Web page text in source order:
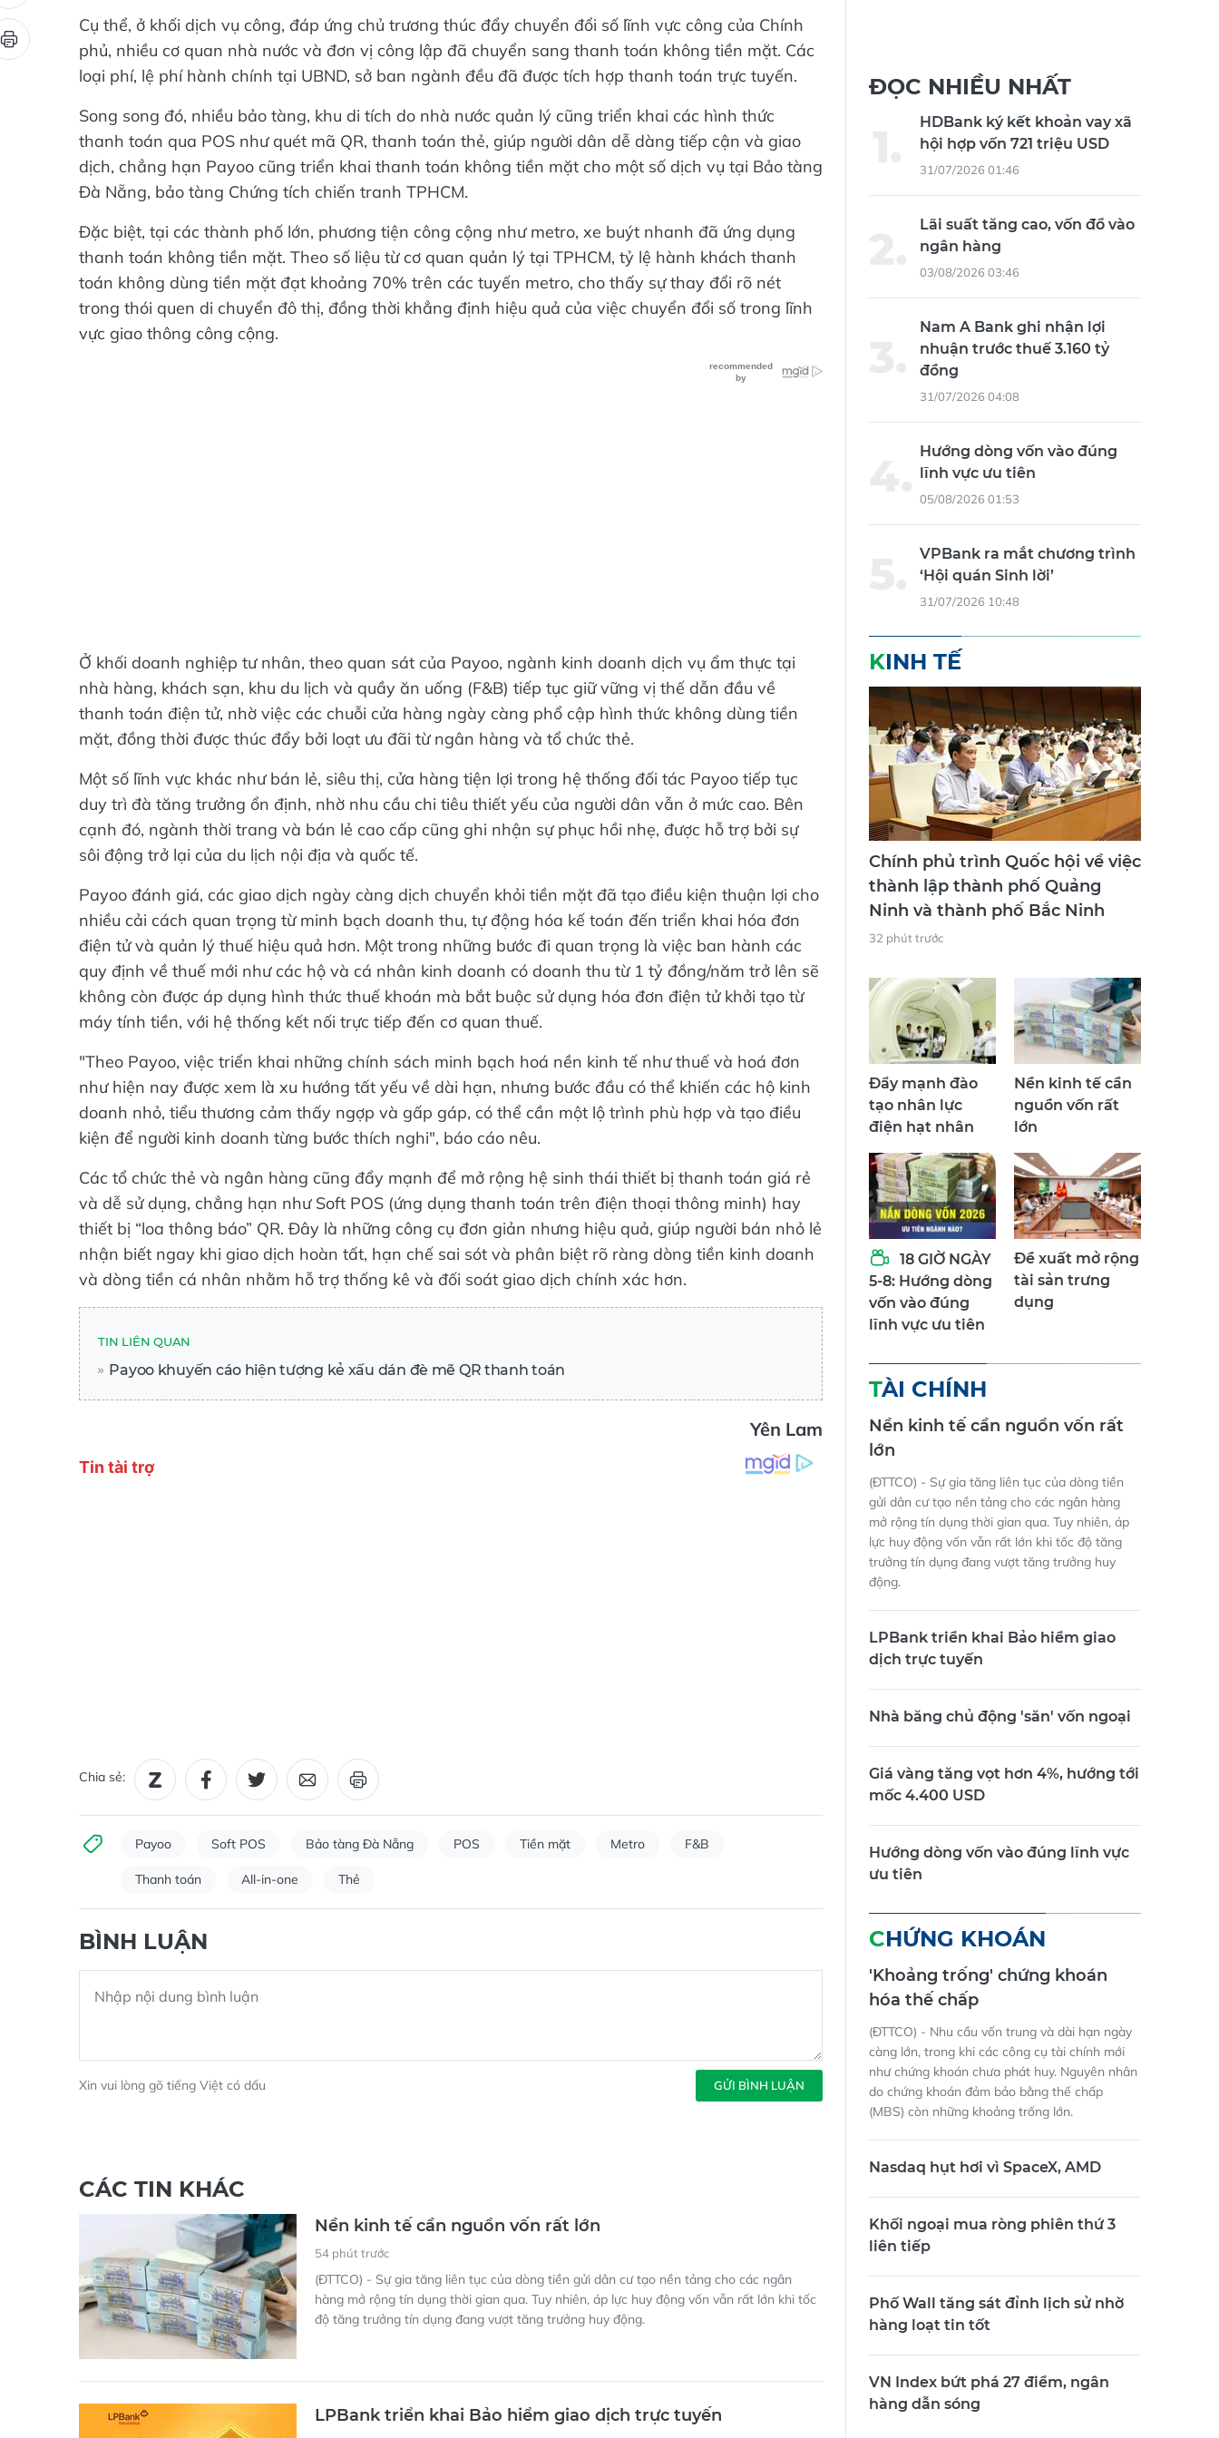
Cụ thể, ở khối dịch vụ công, đáp ứng chủ trương thúc đẩy chuyển đổi số lĩnh vực công của Chính
phủ, nhiều cơ quan nhà nước và đơn vị công lập đã chuyển sang thanh toán không tiền mặt. Các
loại phí, lệ phí hành chính tại UBND, sở ban ngành đều đã được tích hợp thanh toán trực tuyến.
Song song đó, nhiều bảo tàng, khu di tích do nhà nước quản lý cũng triển khai các hình thức
thanh toán qua POS như quét mã QR, thanh toán thẻ, giúp người dân dễ dàng tiếp cận và giao
dịch, chẳng hạn Payoo cũng triển khai thanh toán không tiền mặt cho một số dịch vụ tại Bảo tàng
Đà Nẵng, bảo tàng Chứng tích chiến tranh TPHCM.
Đặc biệt, tại các thành phố lớn, phương tiện công cộng như metro, xe buýt nhanh đã ứng dụng
thanh toán không tiền mặt. Theo số liệu từ cơ quan quản lý tại TPHCM, tỷ lệ hành khách thanh
toán không dùng tiền mặt đạt khoảng 70% trên các tuyến metro, cho thấy sự thay đổi rõ nét
trong thói quen di chuyển đô thị, đồng thời khẳng định hiệu quả của việc chuyển đổi số trong lĩnh
vực giao thông công cộng.
Ở khối doanh nghiệp tư nhân, theo quan sát của Payoo, ngành kinh doanh dịch vụ ẩm thực tại
nhà hàng, khách sạn, khu du lịch và quầy ăn uống (F&B) tiếp tục giữ vững vị thế dẫn đầu về
thanh toán điện tử, nhờ việc các chuỗi cửa hàng ngày càng phổ cập hình thức không dùng tiền
mặt, đồng thời được thúc đẩy bởi loạt ưu đãi từ ngân hàng và tổ chức thẻ.
Một số lĩnh vực khác như bán lẻ, siêu thị, cửa hàng tiện lợi trong hệ thống đối tác Payoo tiếp tục
duy trì đà tăng trưởng ổn định, nhờ nhu cầu chi tiêu thiết yếu của người dân vẫn ở mức cao. Bên
cạnh đó, ngành thời trang và bán lẻ cao cấp cũng ghi nhận sự phục hồi nhẹ, được hỗ trợ bởi sự
sôi động trở lại của du lịch nội địa và quốc tế.
Payoo đánh giá, các giao dịch ngày càng dịch chuyển khỏi tiền mặt đã tạo điều kiện thuận lợi cho
nhiều cải cách quan trọng từ minh bạch doanh thu, tự động hóa kế toán đến triển khai hóa đơn
điện tử và quản lý thuế hiệu quả hơn. Một trong những bước đi quan trọng là việc ban hành các
quy định về thuế mới như các hộ và cá nhân kinh doanh có doanh thu từ 1 tỷ đồng/năm trở lên sẽ
không còn được áp dụng hình thức thuế khoán mà bắt buộc sử dụng hóa đơn điện tử khởi tạo từ
máy tính tiền, với hệ thống kết nối trực tiếp đến cơ quan thuế.
"Theo Payoo, việc triển khai những chính sách minh bạch hoá nền kinh tế như thuế và hoá đơn
như hiện nay được xem là xu hướng tất yếu về dài hạn, nhưng bước đầu có thể khiến các hộ kinh
doanh nhỏ, tiểu thương cảm thấy ngợp và gấp gáp, có thể cần một lộ trình phù hợp và tạo điều
kiện để người kinh doanh từng bước thích nghi", báo cáo nêu.
Các tổ chức thẻ và ngân hàng cũng đẩy mạnh để mở rộng hệ sinh thái thiết bị thanh toán giá rẻ
và dễ sử dụng, chẳng hạn như Soft POS (ứng dụng thanh toán trên điện thoại thông minh) hay
thiết bị “loa thông báo” QR. Đây là những công cụ đơn giản nhưng hiệu quả, giúp người bán nhỏ lẻ
nhận biết ngay khi giao dịch hoàn tất, hạn chế sai sót và phân biệt rõ ràng dòng tiền kinh doanh
và dòng tiền cá nhân nhằm hỗ trợ thống kê và đối soát giao dịch chính xác hơn.
TIN LIÊN QUAN
Payoo khuyến cáo hiện tượng kẻ xấu dán đè mẽ QR thanh toán
Yên Lam
Chia sẻ:
Payoo Soft POS Bảo tàng Đà Nẵng POS Tiền mặt Metro F&B
Thanh toán All-in-one Thẻ
BÌNH LUẬN
Xin vui lòng gõ tiếng Việt có dấu GỬI BÌNH LUẬN
CÁC TIN KHÁC
Nền kinh tế cần nguồn vốn rất lớn
54 phút trước
(ĐTTCO) - Sự gia tăng liên tục của dòng tiền gửi dân cư tạo nền tảng cho các ngân
hàng mở rộng tín dụng thời gian qua. Tuy nhiên, áp lực huy động vốn vẫn rất lớn khi tốc
độ tăng trưởng tín dụng đang vượt tăng trưởng huy động.
LPBank triển khai Bảo hiểm giao dịch trực tuyến
ĐỌC NHIỀU NHẤT
HDBank ký kết khoản vay xã
hội hợp vốn 721 triệu USD
31/07/2026 01:46
Lãi suất tăng cao, vốn đổ vào
ngân hàng
03/08/2026 03:46
Nam A Bank ghi nhận lợi
nhuận trước thuế 3.160 tỷ
đồng
31/07/2026 04:08
Hướng dòng vốn vào đúng
lĩnh vực ưu tiên
05/08/2026 01:53
VPBank ra mắt chương trình
‘Hội quán Sinh lời’
31/07/2026 10:48
KINH TẾ
Chính phủ trình Quốc hội về việc
thành lập thành phố Quảng
Ninh và thành phố Bắc Ninh
32 phút trước
Đẩy mạnh đào
tạo nhân lực
điện hạt nhân
Nền kinh tế cần
nguồn vốn rất
lớn
18 GIỜ NGÀY
5-8: Hướng dòng
vốn vào đúng
lĩnh vực ưu tiên
Đề xuất mở rộng
tài sản trưng
dụng
TÀI CHÍNH
Nền kinh tế cần nguồn vốn rất
lớn
(ĐTTCO) - Sự gia tăng liên tục của dòng tiền
gửi dân cư tạo nền tảng cho các ngân hàng
mở rộng tín dụng thời gian qua. Tuy nhiên, áp
lực huy động vốn vẫn rất lớn khi tốc độ tăng
trưởng tín dụng đang vượt tăng trưởng huy
động.
LPBank triển khai Bảo hiểm giao
dịch trực tuyến
Nhà băng chủ động 'săn' vốn ngoại
Giá vàng tăng vọt hơn 4%, hướng tới
mốc 4.400 USD
Hướng dòng vốn vào đúng lĩnh vực
ưu tiên
CHỨNG KHOÁN
'Khoảng trống' chứng khoán
hóa thế chấp
(ĐTTCO) - Nhu cầu vốn trung và dài hạn ngày
càng lớn, trong khi các công cụ tài chính mới
như chứng khoán chưa phát huy. Nguyên nhân
do chứng khoán đảm bảo bằng thế chấp
(MBS) còn những khoảng trống lớn.
Nasdaq hụt hơi vì SpaceX, AMD
Khối ngoại mua ròng phiên thứ 3
liên tiếp
Phố Wall tăng sát đỉnh lịch sử nhờ
hàng loạt tin tốt
VN Index bứt phá 27 điểm, ngân
hàng dẫn sóng